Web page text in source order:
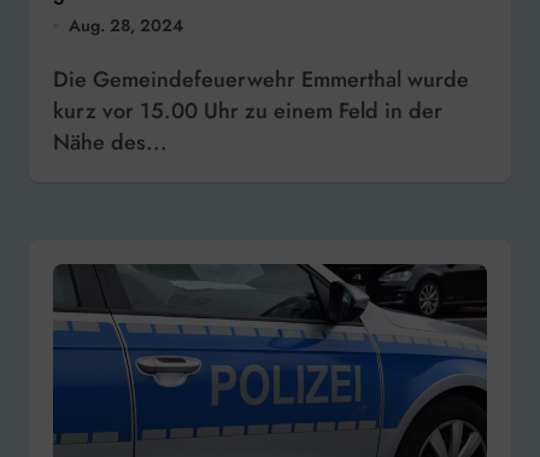
Aug. 28, 2024
Die Gemeindefeuerwehr Emmerthal wurde
kurz vor 15.00 Uhr zu einem Feld in der
Nähe des...